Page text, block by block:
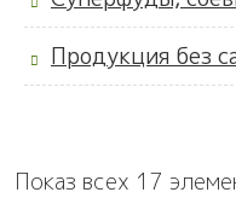
Продукция без
Показ всех 17